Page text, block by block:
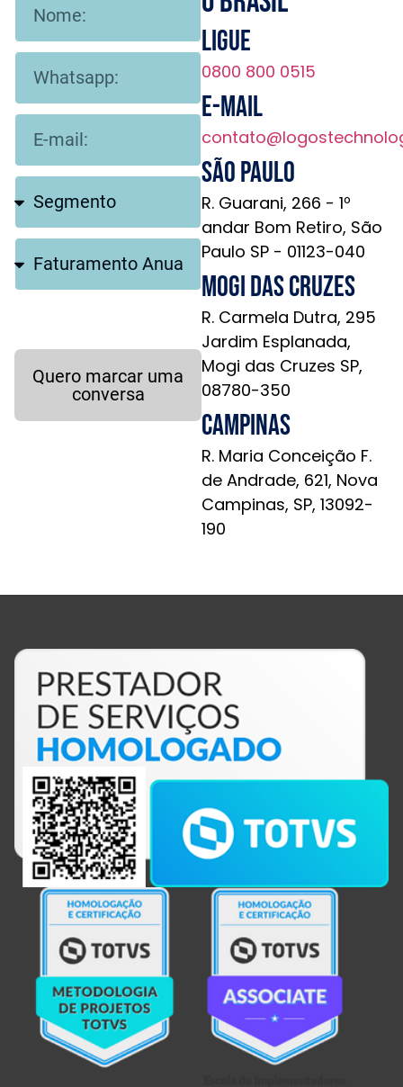
Quero marcar uma
conversa
Ligue
0800 800 0515
E-mail
São Paulo
R. Guarani, 266 - 1º
andar Bom Retiro, São
Paulo SP - 01123-040
Mogi das Cruzes
R. Carmela Dutra, 295
Jardim Esplanada,
Mogi das Cruzes SP,
08780-350
Campinas
R. Maria Conceição F.
de Andrade, 621, Nova
Campinas, SP, 13092-
190